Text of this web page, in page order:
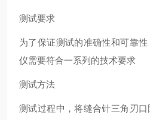
测试要求
为了保证测试的准确性和可靠
仪需要符合一系列的技术要求
测试方法
测试过程中，将缝合针三角刃